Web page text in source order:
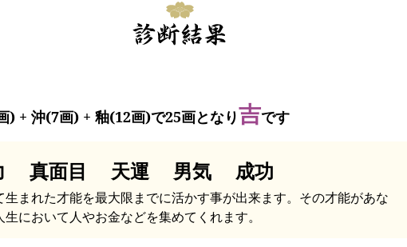
) + 沖(7画) + 釉(12画)で25画となり吉です
真面目 天運 男気 成功
生まれた才能を最大限までに活かす事が出来ます。その才能があな
生において人やお金などを集めてくれます。